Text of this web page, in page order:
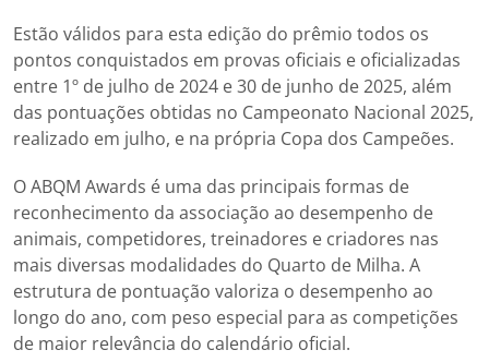
Estão válidos para esta edição do prêmio todos os
pontos conquistados em provas oficiais e oficializadas
entre 1º de julho de 2024 e 30 de junho de 2025, além
das pontuações obtidas no Campeonato Nacional 2025,
realizado em julho, e na própria Copa dos Campeões.
O ABQM Awards é uma das principais formas de
reconhecimento da associação ao desempenho de
animais, competidores, treinadores e criadores nas
mais diversas modalidades do Quarto de Milha. A
estrutura de pontuação valoriza o desempenho ao
longo do ano, com peso especial para as competições
de maior relevância do calendário oficial.